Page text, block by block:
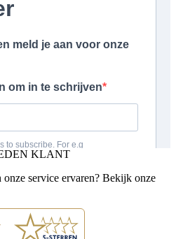
KLANT
service ervaren? Bekijk onze